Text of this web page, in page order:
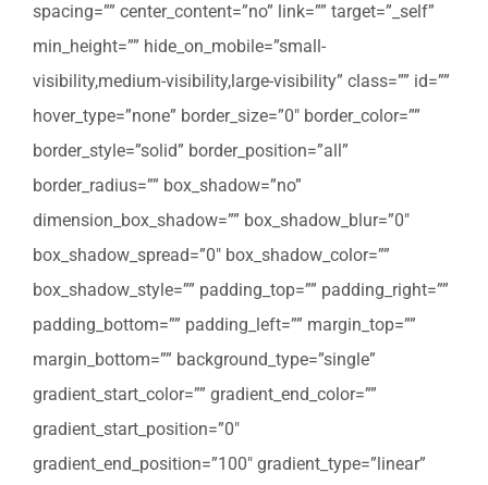
spacing=”” center_content=”no” link=”” target=”_self”
min_height=”” hide_on_mobile=”small-
visibility,medium-visibility,large-visibility” class=”” id=””
hover_type=”none” border_size=”0″ border_color=””
border_style=”solid” border_position=”all”
border_radius=”” box_shadow=”no”
dimension_box_shadow=”” box_shadow_blur=”0″
box_shadow_spread=”0″ box_shadow_color=””
box_shadow_style=”” padding_top=”” padding_right=””
padding_bottom=”” padding_left=”” margin_top=””
margin_bottom=”” background_type=”single”
gradient_start_color=”” gradient_end_color=””
gradient_start_position=”0″
gradient_end_position=”100″ gradient_type=”linear”